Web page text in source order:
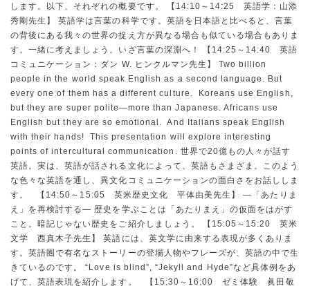
します。以下、それぞれの概要です。 【14:10～14:25 英語学：山添
秀剛先生】 英語学は言葉の科学です。英語を日本語と比べると、言葉
の背後にある我々の世界の捉え方が異なる場合も似ている場合もありま
す。一緒に考えましょう。いざ言葉の深淵へ！ 【14:25～14:40 英語
コミュニケーション：ダン W. ヒンクルマン先生】 Two billion
people in the world speak English as a second language. But
every one of them has a different culture. Koreans use English,
but they are super polite—more than Japanese. Africans use
English but they are so emotional. And Italians speak English
with their hands! This presentation will explore interesting
points of intercultural communication. 世界で20億もの人々が話す
英語。実は、英語が話される文化によって、英語もさまざま。このよう
な色々な英語を通し、異文化コミュニケーションの面白さをお話ししま
す。 【14:50～15:05 英米歴史文化 平体由美先生】 —「あたりま
え」を再検討する— 歴史を学ぶことは「あたりまえ」の仮面をはがす
こと。暗記じゃない歴史をご紹介しましょう。 【15:05～15:20 英米
文学 西真木子先生】 英語には、英文学に由来する表現が多くありま
す。英語圏で有名なストーリーの登場人物やフレーズが、英語の中で生
きているのです。 “Love is blind”, “Jekyll and Hyde”など具体例をあ
げて、英語表現を紹介します。 【15:30～16:00 ゼミ体験 眞田敬